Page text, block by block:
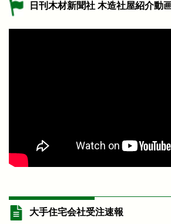
日刊木材新聞社 木造社屋紹介動
大手住宅会社受注速報